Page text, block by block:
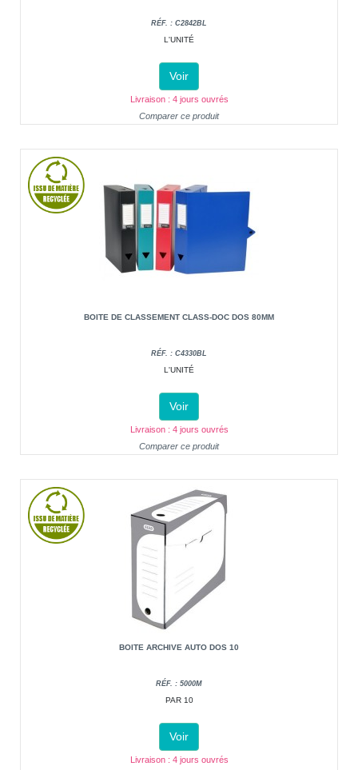
RÉF. : C2842BL
L'UNITÉ
Voir
Livraison : 4 jours ouvrés
Comparer ce produit
BOITE DE CLASSEMENT CLASS-DOC DOS 80MM
RÉF. : C4330BL
L'UNITÉ
Voir
Livraison : 4 jours ouvrés
Comparer ce produit
BOITE ARCHIVE AUTO DOS 10
RÉF. : 5000M
PAR 10
Voir
Livraison : 4 jours ouvrés